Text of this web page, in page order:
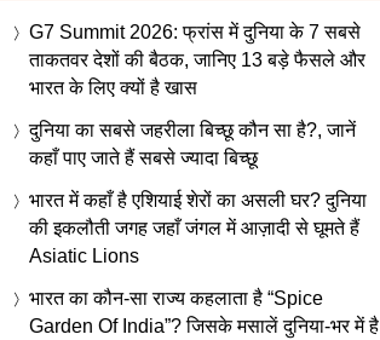
G7 Summit 2026: फ्रांस में दुनिया के 7 सबसे
ताकतवर देशों की बैठक, जानिए 13 बड़े फैसले और
भारत के लिए क्यों है खास
दुनिया का सबसे जहरीला बिच्छू कौन सा है?, जानें
कहाँ पाए जाते हैं सबसे ज्यादा बिच्छू
भारत में कहाँ है एशियाई शेरों का असली घर? दुनिया
की इकलौती जगह जहाँ जंगल में आज़ादी से घूमते हैं
Asiatic Lions
भारत का कौन-सा राज्य कहलाता है “Spice
Garden Of India”? जिसके मसालें दुनिया-भर में है